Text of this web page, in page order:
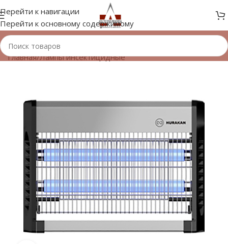
Перейти к навигации
Перейти к основному содержимому
Главная/Лампы инсектицидные